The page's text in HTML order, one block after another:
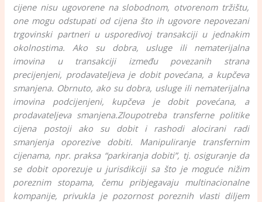
cijene nisu ugovorene na slobodnom, otvorenom tržištu,
one mogu odstupati od cijena što ih ugovore nepovezani
trgovinski partneri u usporedivoj transakciji u jednakim
okolnostima. Ako su dobra, usluge ili nematerijalna
imovina u transakciji između povezanih strana
precijenjeni, prodavateljeva je dobit povećana, a kupčeva
smanjena. Obrnuto, ako su dobra, usluge ili nematerijalna
imovina podcijenjeni, kupčeva je dobit povećana, a
prodavateljeva smanjena.Zloupotreba transferne politike
cijena postoji ako su dobit i rashodi alocirani radi
smanjenja oporezive dobiti. Manipuliranje transfernim
cijenama, npr. praksa “parkiranja dobiti”, tj. osiguranje da
se dobit oporezuje u jurisdikciji sa što je moguće nižim
poreznim stopama, čemu pribjegavaju multinacionalne
kompanije, privukla je pozornost poreznih vlasti diljem